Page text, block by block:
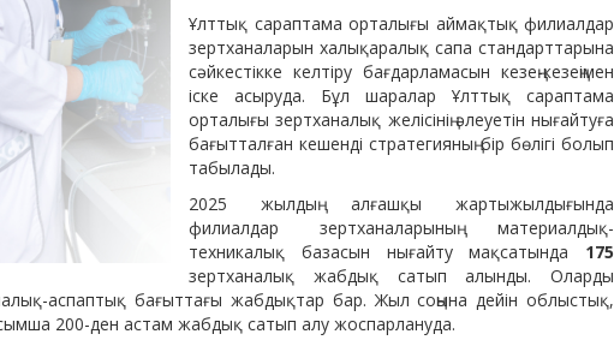
Ұлттық сараптама орталығы аймақтық филиалдар
зертханаларын халықаралық сапа стандарттарына
сәйкестікке келтіру бағдарламасын кезең-кезеңімен
іске асыруда. Бұл шаралар Ұлттық сараптама
орталығы зертханалық желісінің әлеуетін нығайтуға
бағытталған кешенді стратегияның бір бөлігі болып
табылады.
2025 жылдың алғашқы жартыжылдығында
филиалдар зертханаларының материалдық-
техникалық базасын нығайту мақсатында 175
зертханалық жабдық сатып алынды. Олардың
аспаптық бағыттағы жабдықтар бар. Жыл соңына дейін облыстық,
200-ден астам жабдық сатып алу жоспарлануда.